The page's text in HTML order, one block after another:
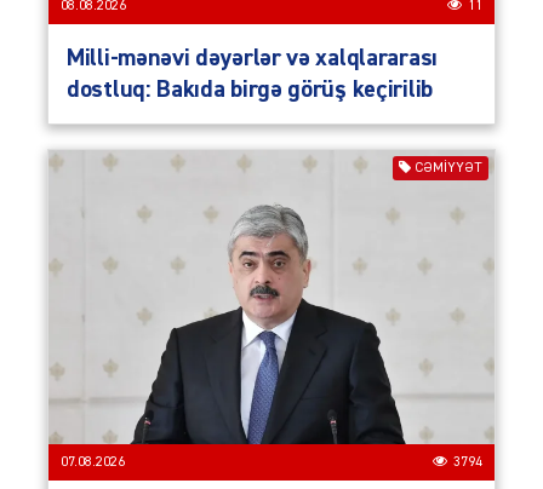
08.08.2026 11
Milli-mənəvi dəyərlər və xalqlararası
dostluq: Bakıda birgə görüş keçirilib
CƏMIYYƏT
07.08.2026 3794